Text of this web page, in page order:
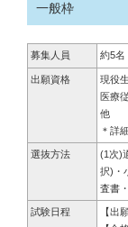
一般枠
募集人員 約5名
出願資格
現役
医療
他
＊詳
選抜方法
(1次)
択)・
査書
試験日程
【出